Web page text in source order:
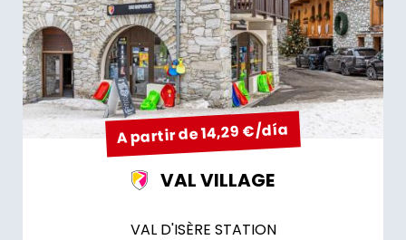
A partir de 14,29 €/día
VAL VILLAGE
VAL D'ISÈRE STATION